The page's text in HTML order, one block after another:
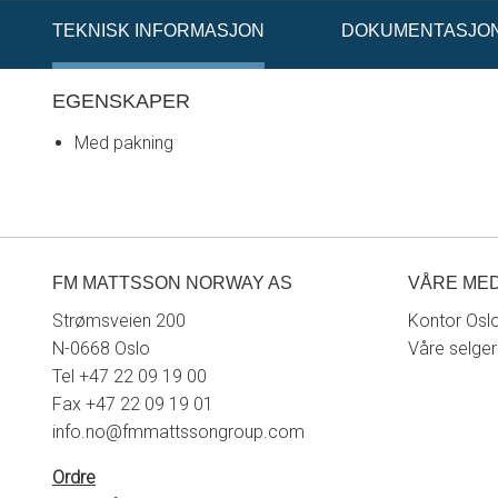
TEKNISK INFORMASJON
EGENSKAPER
Med pakning
FM MATTSSON NORWAY AS
Strømsveien 200
N-0668 Oslo
Tel +47 22 09 19 00
Fax +47 22 09 19 01
info.no@fmmattssongroup.com
Ordre
VÅRE
Kontor
Våre